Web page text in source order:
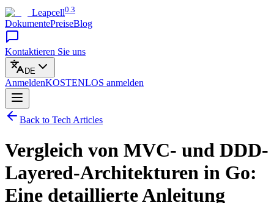
Leapcell0.3
DokumentePreiseBlog
Kontaktieren Sie uns
DE
AnmeldenKOSTENLOS anmelden
Back to Tech Articles
Vergleich von MVC- und DDD-
Layered-Architekturen in Go:
Eine detaillierte Anleitung